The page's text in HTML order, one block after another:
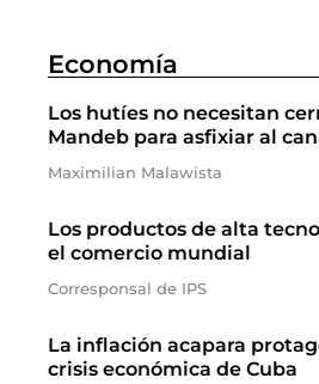
Economía
Los hutíes no necesitan
Mandeb para asfixiar al
Maximilian Malawista
Los productos de alta
el comercio mundial
Corresponsal de IPS
La inflación acapara
crisis económica de Cuba